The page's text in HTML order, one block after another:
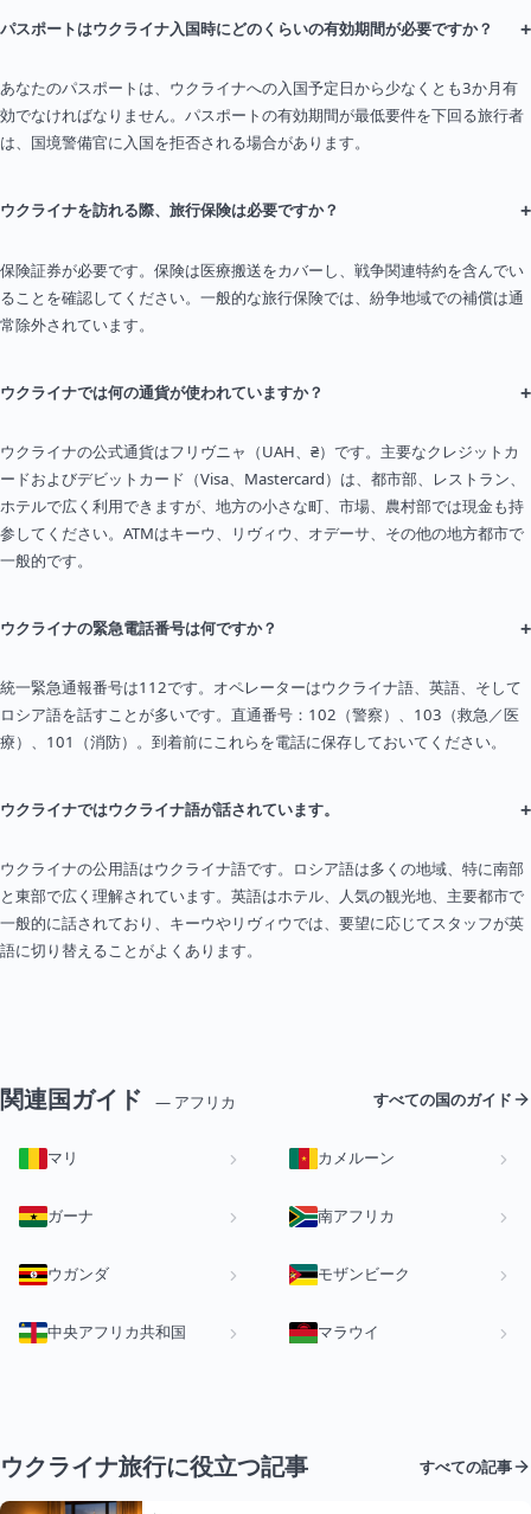
パスポートはウクライナ入国時にどのくらいの有効期間が必要ですか？ +
あなたのパスポートは、ウクライナへの入国予定日から少なくとも3か月有
効でなければなりません。パスポートの有効期間が最低要件を下回る旅行者
は、国境警備官に入国を拒否される場合があります。
ウクライナを訪れる際、旅行保険は必要ですか？ +
保険証券が必要です。保険は医療搬送をカバーし、戦争関連特約を含んでい
ることを確認してください。一般的な旅行保険では、紛争地域での補償は通
常除外されています。
ウクライナでは何の通貨が使われていますか？ +
ウクライナの公式通貨はフリヴニャ（UAH、₴）です。主要なクレジットカ
ードおよびデビットカード（Visa、Mastercard）は、都市部、レストラン、
ホテルで広く利用できますが、地方の小さな町、市場、農村部では現金も持
参してください。ATMはキーウ、リヴィウ、オデーサ、その他の地方都市で
一般的です。
ウクライナの緊急電話番号は何ですか？ +
統一緊急通報番号は112です。オペレーターはウクライナ語、英語、そして
ロシア語を話すことが多いです。直通番号：102（警察）、103（救急／医
療）、101（消防）。到着前にこれらを電話に保存しておいてください。
ウクライナではウクライナ語が話されています。 +
ウクライナの公用語はウクライナ語です。ロシア語は多くの地域、特に南部
と東部で広く理解されています。英語はホテル、人気の観光地、主要都市で
一般的に話されており、キーウやリヴィウでは、要望に応じてスタッフが英
語に切り替えることがよくあります。
関連国ガイド — アフリカ すべての国のガイド
マリ カメルーン
ガーナ 南アフリカ
ウガンダ モザンビーク
中央アフリカ共和国 マラウイ
ウクライナ旅行に役立つ記事 すべての記事